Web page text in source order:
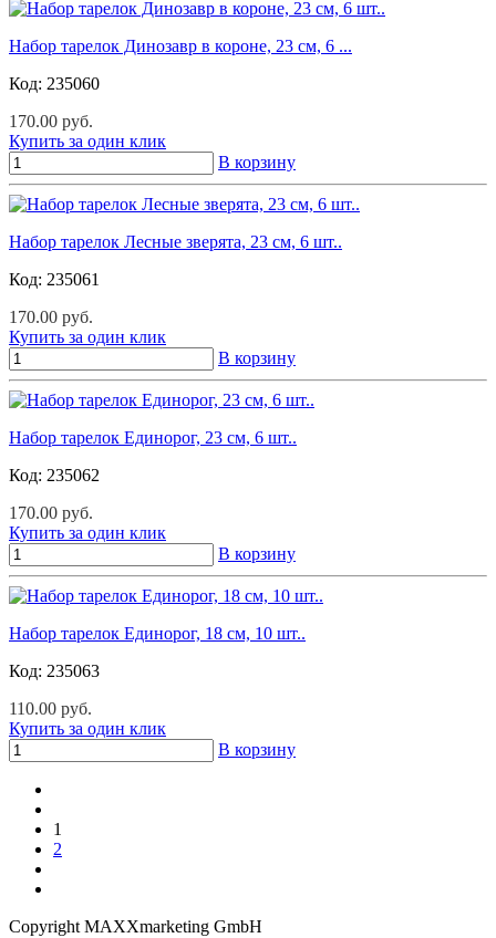
Набор тарелок Динозавр в короне, 23 см, 6 ...
Код: 235060
170.00 руб.
Купить за один клик
В корзину
Набор тарелок Лесные зверята, 23 см, 6 шт..
Код: 235061
170.00 руб.
Купить за один клик
В корзину
Набор тарелок Единорог, 23 см, 6 шт..
Код: 235062
170.00 руб.
Купить за один клик
В корзину
Набор тарелок Единорог, 18 см, 10 шт..
Код: 235063
110.00 руб.
Купить за один клик
В корзину
1
2
Copyright MAXXmarketing GmbH